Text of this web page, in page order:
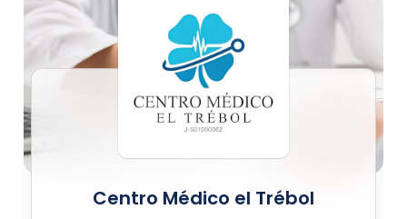
Centro Médico el Trébol